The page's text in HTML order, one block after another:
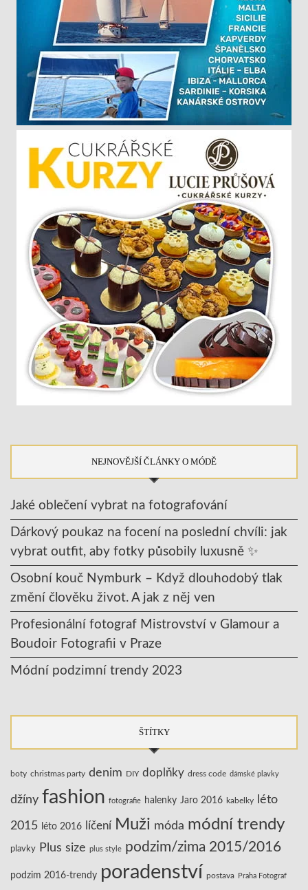
NEJNOVĚJŠÍ ČLÁNKY O MÓDĚ
Jaké oblečení vybrat na fotografování
Dárkový poukaz na focení na poslední chvíli: jak
vybrat outfit, aby fotky působily luxusně ✨
Osobní kouč Nymburk – Když dlouhodobý tlak
změní člověku život. A jak z něj ven
Profesionální fotograf Mistrovství v Glamour a
Boudoir Fotografii v Praze
Módní podzimní trendy 2023
ŠTÍTKY
boty christmas party denim DIY doplňky dress code dámské plavky
džíny fashion fotografie halenky Jaro 2016 kabelky léto
2015 léto 2016 líčení Muži móda módní trendy
plavky Plus size plus style podzim/zima 2015/2016
podzim 2016-trendy poradenství postava Praha Fotograf